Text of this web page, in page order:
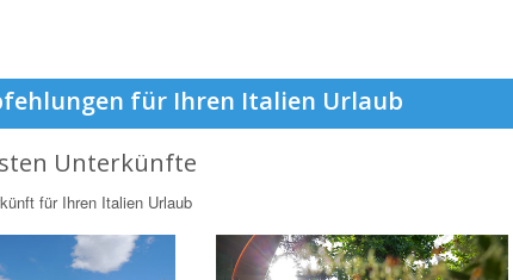
für Ihren Italien Urlaub
Unterkünfte
für Ihren Italien Urlaub